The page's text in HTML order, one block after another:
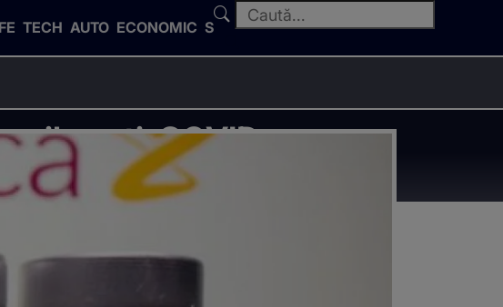
TECH AUTO ECONOMIC SPORT
anti-COVID-